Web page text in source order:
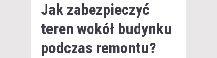
Jak zabezpieczyć
teren wokół budynku
podczas remontu?